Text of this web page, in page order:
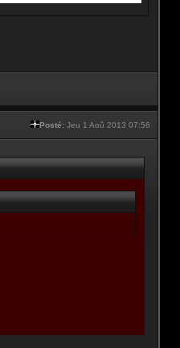
Posté: Jeu 1 Aoû 2013 07:56